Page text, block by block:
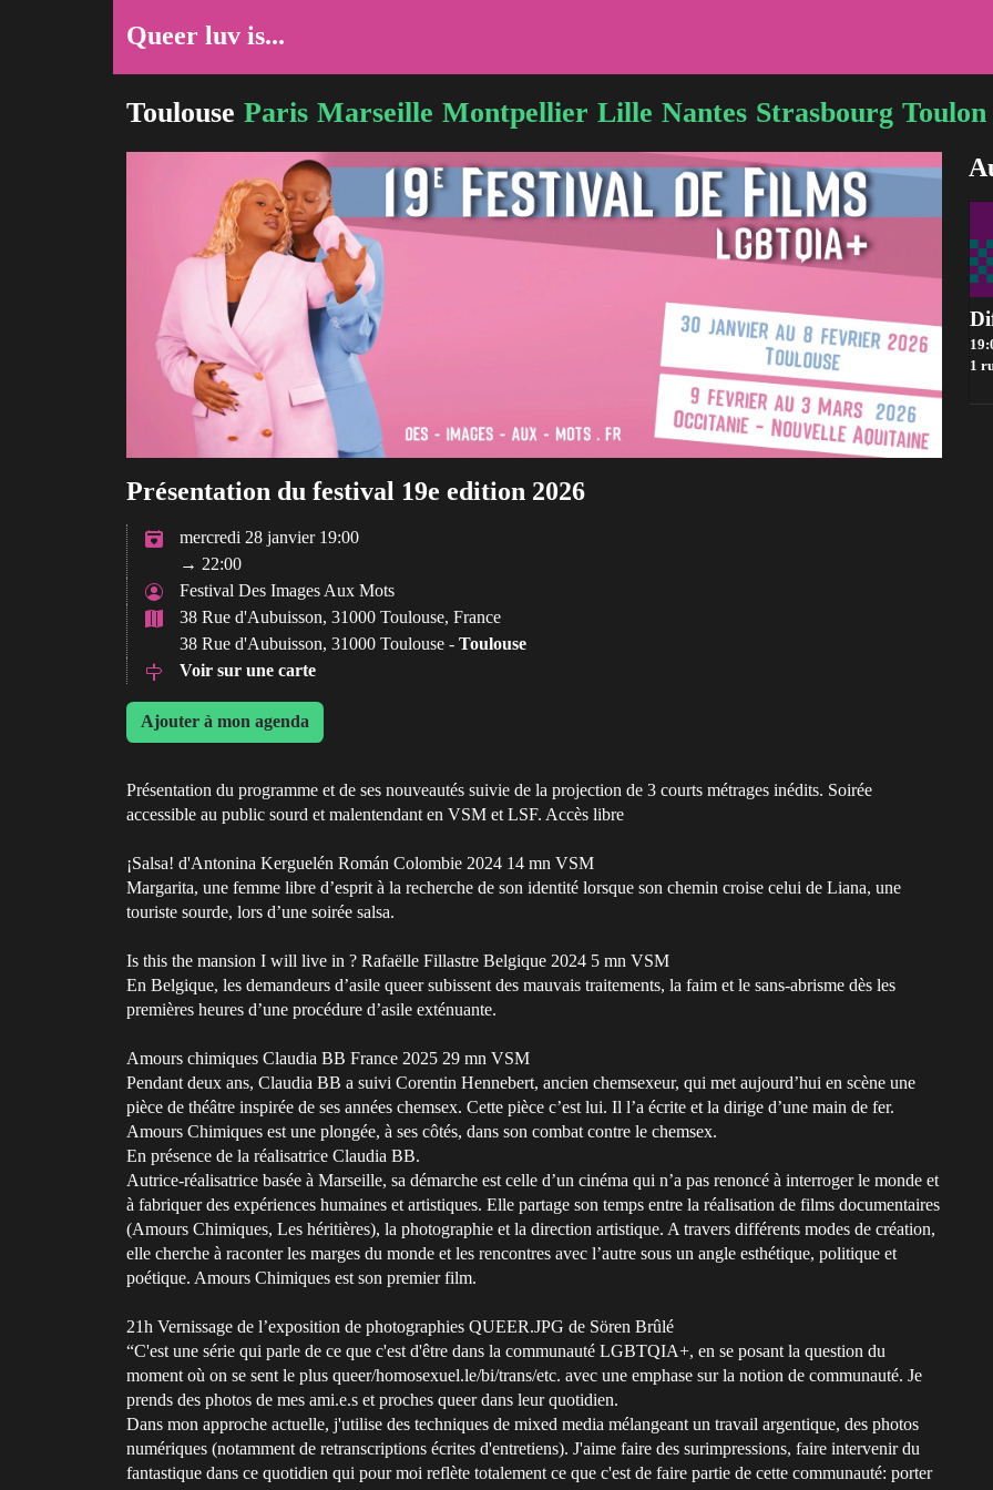
Queer luv is...
Toulouse Paris Marseille Montpellier Lille Nantes Strasbourg Toulon
Présentation du festival 19e edition 2026
mercredi 28 janvier 19:00
→ 22:00
Festival Des Images Aux Mots
38 Rue d'Aubuisson, 31000 Toulouse, France
38 Rue d'Aubuisson, 31000 Toulouse - Toulouse
Voir sur une carte
Ajouter à mon agenda
Présentation du programme et de ses nouveautés suivie de la projection de 3 courts métrages inédits. Soirée
accessible au public sourd et malentendant en VSM et LSF. Accès libre
¡Salsa! d'Antonina Kerguelén Román Colombie 2024 14 mn VSM
Margarita, une femme libre d’esprit à la recherche de son identité lorsque son chemin croise celui de Liana, une
touriste sourde, lors d’une soirée salsa.
Is this the mansion I will live in ? Rafaëlle Fillastre Belgique 2024 5 mn VSM
En Belgique, les demandeurs d’asile queer subissent des mauvais traitements, la faim et le sans-abrisme dès les
premières heures d’une procédure d’asile exténuante.
Amours chimiques Claudia BB France 2025 29 mn VSM
Pendant deux ans, Claudia BB a suivi Corentin Hennebert, ancien chemsexeur, qui met aujourd’hui en scène une
pièce de théâtre inspirée de ses années chemsex. Cette pièce c’est lui. Il l’a écrite et la dirige d’une main de fer.
Amours Chimiques est une plongée, à ses côtés, dans son combat contre le chemsex.
En présence de la réalisatrice Claudia BB.
Autrice-réalisatrice basée à Marseille, sa démarche est celle d’un cinéma qui n’a pas renoncé à interroger le monde et
à fabriquer des expériences humaines et artistiques. Elle partage son temps entre la réalisation de films documentaires
(Amours Chimiques, Les héritières), la photographie et la direction artistique. A travers différents modes de création,
elle cherche à raconter les marges du monde et les rencontres avec l’autre sous un angle esthétique, politique et
poétique. Amours Chimiques est son premier film.
21h Vernissage de l’exposition de photographies QUEER.JPG de Sören Brûlé
“C'est une série qui parle de ce que c'est d'être dans la communauté LGBTQIA+, en se posant la question du
moment où on se sent le plus queer/homosexuel.le/bi/trans/etc. avec une emphase sur la notion de communauté. Je
prends des photos de mes ami.e.s et proches queer dans leur quotidien.
Dans mon approche actuelle, j'utilise des techniques de mixed media mélangeant un travail argentique, des photos
numériques (notamment de retranscriptions écrites d'entretiens). J'aime faire des surimpressions, faire intervenir du
fantastique dans ce quotidien qui pour moi reflète totalement ce que c'est de faire partie de cette communauté: porter
1